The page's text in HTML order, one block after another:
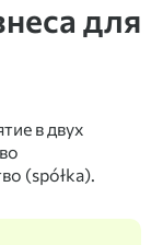
для
в двух
(spółka).